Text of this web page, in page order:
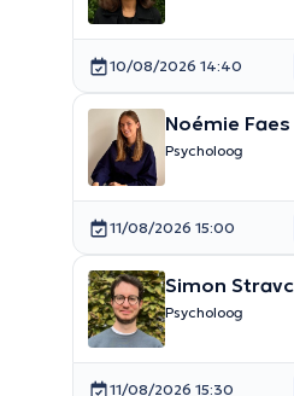
10/08/2026 14:40
Noémie Faes
Psycholoog
11/08/2026 15:00
Simon
Psycholoog
11/08/2026 15:30